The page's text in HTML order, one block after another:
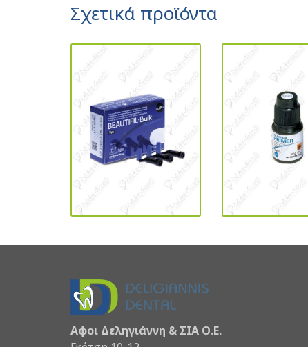
Σχετικά προϊόντα
Αφοι Δεληγιάννη & ΣΙΑ Ο.Ε.